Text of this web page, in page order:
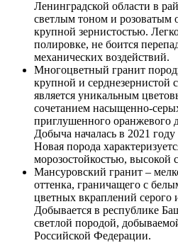
Ленинградской области в
светлым тоном и розоватым
крупной зернистостью.
полировке, не боится
механических воздействий.
Многоцветный гранит
крупной и серднезернистой
является уникальным
сочетанием насыщенно-
приглушенного оранжевого
Добыча началась в 2021
Новая порода
морозостойкостью, высокой
Мансуровский гранит –
оттенка, граничащего с
цветных вкраплений серого
Добывается в республике
светлой породой,
Российской Федерации.